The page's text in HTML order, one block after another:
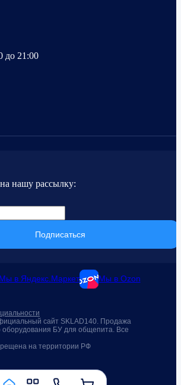
до 21:00
нашу рассылку:
Подписаться
в Яндекс.Маркет Мы в Ozon
сайт SKLAD140. Продажа
оборудования БУ для общепита. Все
на территории РФ